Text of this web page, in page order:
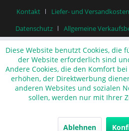
Kontakt
Liefer- und Versandkosten
Datenschutz
Allgemeine
Diese Website benutzt Cookies, die
der Website erforderlich sind
Andere Cookies, die den Komfort
erhöhen, der Direktwerbung
anderen Websites und sozialen
sollen, werden nur mit Ihrer
Ablehnen